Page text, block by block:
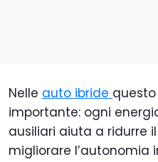
Nelle auto ibride
importante: ogni
ausiliari aiuta a ridurre
migliorare